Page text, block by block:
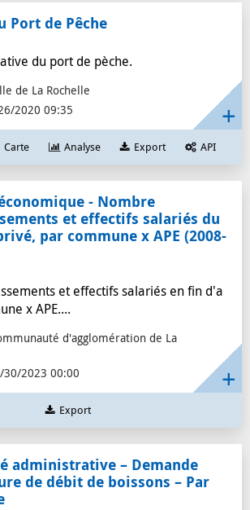
Port de Pêche
du port de pèche.
de La Rochelle
2020 09:35
Carte Analyse Export API
- Nombre
et effectifs salariés du
par commune x APE (2008-
et effectifs salariés en fin d'a
x APE....
d'agglomération de La
30/2023 00:00
Export
administrative – Demande
de débit de boissons – Par